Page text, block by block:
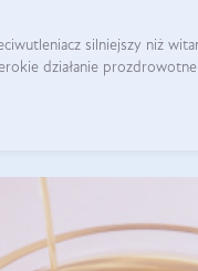
silniejszy niż
działanie